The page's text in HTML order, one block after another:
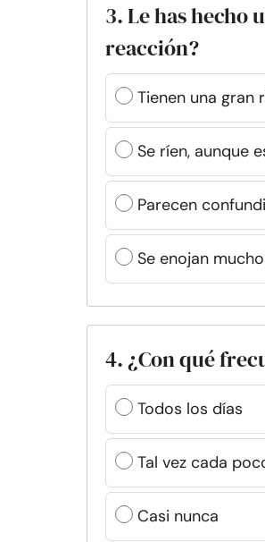
3. Le has hecho
reacción?
Tienen una gran
Se ríen, aunque
Parecen
Se enojan
4. ¿Con qué
Todos los días
Tal vez cada
Casi nunca